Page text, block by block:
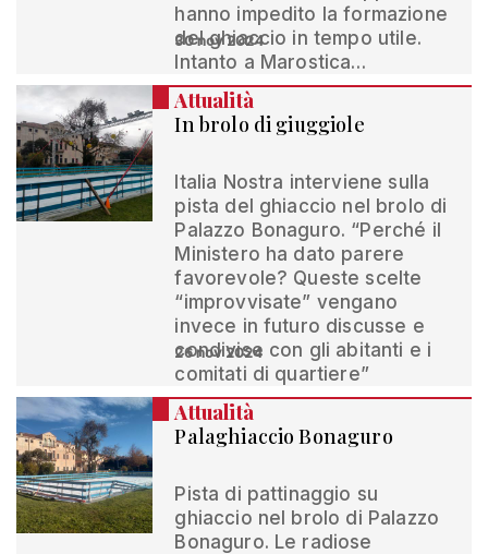
hanno impedito la formazione
del ghiaccio in tempo utile.
Intanto a Marostica…
30 nov 2024
Attualità
In brolo di giuggiole
Italia Nostra interviene sulla
pista del ghiaccio nel brolo di
Palazzo Bonaguro. “Perché il
Ministero ha dato parere
favorevole? Queste scelte
“improvvisate” vengano
invece in futuro discusse e
condivise con gli abitanti e i
comitati di quartiere”
26 nov 2024
Attualità
Palaghiaccio Bonaguro
Pista di pattinaggio su
ghiaccio nel brolo di Palazzo
Bonaguro. Le radiose